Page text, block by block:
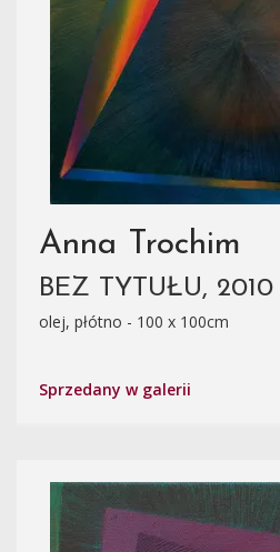
Anna Trochim
BEZ TYTUŁU, 2010
olej, płótno - 100 x 100cm
Sprzedany w galerii